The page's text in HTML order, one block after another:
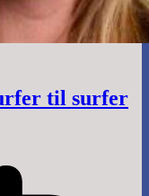
til surfer